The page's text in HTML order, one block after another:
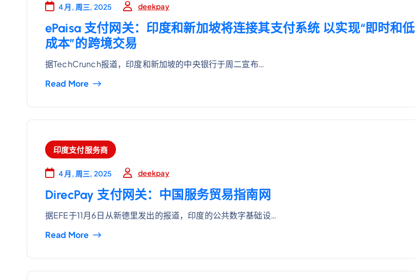
4 月, 周三, 2025 deekpay
ePaisa 支付网关：印度和新加坡将连接其支付系统 以实现“即时和低
成本”的跨境交易
据TechCrunch报道，印度和新加坡的中央银行于周二宣布…
Read More
印度支付服务商
4 月, 周三, 2025 deekpay
DirecPay 支付网关：中国服务贸易指南网
据EFE于11月6日从新德里发出的报道，印度的公共数字基础设…
Read More